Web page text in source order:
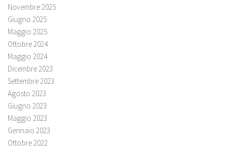
Novembre 2025
Giugno 2025
Maggio 2025
Ottobre 2024
Maggio 2024
Dicembre 2023
Settembre 2023
Agosto 2023
Giugno 2023
Maggio 2023
Gennaio 2023
Ottobre 2022